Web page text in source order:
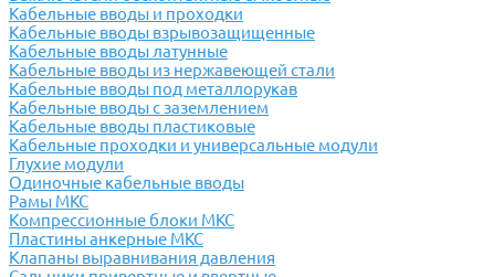
Кабельные вводы и проходки
Кабельные вводы взрывозащищенные
Кабельные вводы латунные
Кабельные вводы из нержавеющей стали
Кабельные вводы под металлорукав
Кабельные вводы с заземлением
Кабельные вводы пластиковые
Кабельные проходки и универсальные модули
Глухие модули
Одиночные кабельные вводы
Рамы МКС
Компрессионные блоки МКС
Пластины анкерные МКС
Клапаны выравнивания давления